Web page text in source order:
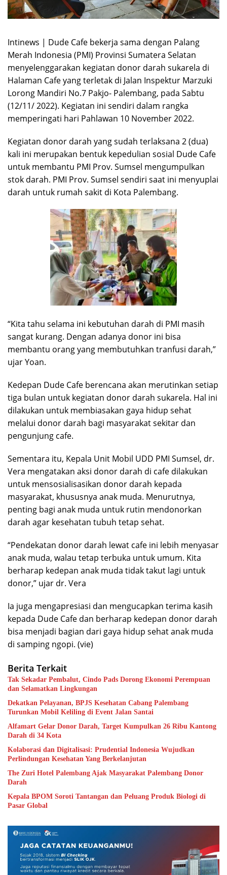
Intinews | Dude Cafe bekerja sama dengan Palang
Merah Indonesia (PMI) Provinsi Sumatera Selatan
menyelenggarakan kegiatan donor darah sukarela di
Halaman Cafe yang terletak di Jalan Inspektur Marzuki
Lorong Mandiri No.7 Pakjo- Palembang, pada Sabtu
(12/11/ 2022). Kegiatan ini sendiri dalam rangka
memperingati hari Pahlawan 10 November 2022.
Kegiatan donor darah yang sudah terlaksana 2 (dua)
kali ini merupakan bentuk kepedulian sosial Dude Cafe
untuk membantu PMI Prov. Sumsel mengumpulkan
stok darah. PMI Prov. Sumsel sendiri saat ini menyuplai
darah untuk rumah sakit di Kota Palembang.
“Kita tahu selama ini kebutuhan darah di PMI masih
sangat kurang. Dengan adanya donor ini bisa
membantu orang yang membutuhkan tranfusi darah,”
ujar Yoan.
Kedepan Dude Cafe berencana akan merutinkan setiap
tiga bulan untuk kegiatan donor darah sukarela. Hal ini
dilakukan untuk membiasakan gaya hidup sehat
melalui donor darah bagi masyarakat sekitar dan
pengunjung cafe.
Sementara itu, Kepala Unit Mobil UDD PMI Sumsel, dr.
Vera mengatakan aksi donor darah di cafe dilakukan
untuk mensosialisasikan donor darah kepada
masyarakat, khususnya anak muda. Menurutnya,
penting bagi anak muda untuk rutin mendonorkan
darah agar kesehatan tubuh tetap sehat.
“Pendekatan donor darah lewat cafe ini lebih menyasar
anak muda, walau tetap terbuka untuk umum. Kita
berharap kedepan anak muda tidak takut lagi untuk
donor,” ujar dr. Vera
Ia juga mengapresiasi dan mengucapkan terima kasih
kepada Dude Cafe dan berharap kedepan donor darah
bisa menjadi bagian dari gaya hidup sehat anak muda
di samping ngopi. (vie)
Berita Terkait
Tak Sekadar Pembalut, Cindo Pads Dorong Ekonomi Perempuan
dan Selamatkan Lingkungan
Dekatkan Pelayanan, BPJS Kesehatan Cabang Palembang
Turunkan Mobil Keliling di Event Jalan Santai
Alfamart Gelar Donor Darah, Target Kumpulkan 26 Ribu Kantong
Darah di 34 Kota
Kolaborasi dan Digitalisasi: Prudential Indonesia Wujudkan
Perlindungan Kesehatan Yang Berkelanjutan
The Zuri Hotel Palembang Ajak Masyarakat Palembang Donor
Darah
Kepala BPOM Soroti Tantangan dan Peluang Produk Biologi di
Pasar Global